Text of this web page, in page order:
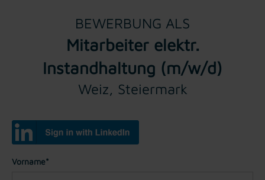
BEWERBUNG ALS
Mitarbeiter elektr.
Instandhaltung (m/w/d)
Weiz, Steiermark
Vorname*